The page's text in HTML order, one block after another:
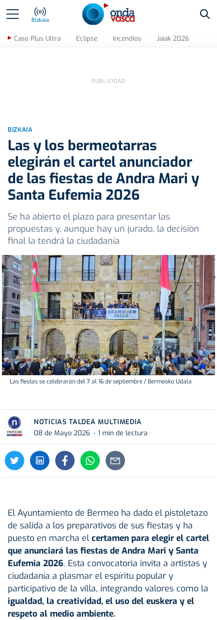
Bizkaia
Caso Plus Ultra Eclipse Incendios Jaiak 2026
BIZKAIA
Las y los bermeotarras
elegirán el cartel anunciador
de las fiestas de Andra Mari y
Santa Eufemia 2026
Se ha abierto el plazo para presentar las
propuestas y, aunque hay un jurado, la decisión
final la tendrá la ciudadanía
Las fiestas se celebrarán del 7 al 16 de septiembre / Bermeoko Udala
NOTICIAS TALDEA MULTIMEDIA
08 de Mayo 2026
1 min de lectura
El Ayuntamiento de Bermeo ha dado el pistoletazo
de salida a los preparativos de sus fiestas y ha
puesto en marcha el certamen para elegir el cartel
que anunciará las fiestas de Andra Mari y Santa
Eufemia 2026. Esta convocatoria invita a artistas y
ciudadanía a plasmar el espíritu popular y
participativo de la villa, integrando valores como la
igualdad, la creatividad, el uso del euskera y el
respeto al medio ambiente.